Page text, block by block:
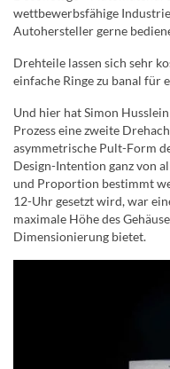
wettbewerbsfähige
Autohersteller gerne
Drehteile lassen sich sehr
einfache Ringe zu banal für
Und hier hat Simon
Prozess eine zweite
asymmetrische Pult-Form
Design-Intention ganz von
und Proportion bestimmt
12-Uhr gesetzt wird, war
maximale Höhe des
Dimensionierung bietet.